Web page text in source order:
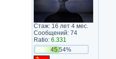
Стаж: 16 лет 4 мес.
Сообщений: 74
Ratio: 6.331
45.54%